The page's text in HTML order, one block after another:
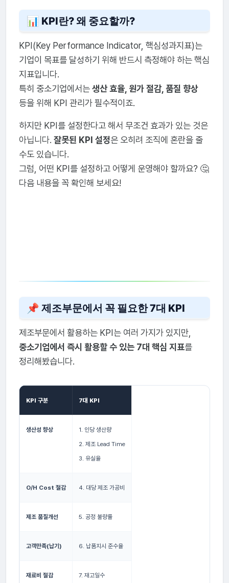
📊 KPI란? 왜 중요할까?
KPI(Key Performance Indicator, 핵심성과지표)는
기업이 목표를 달성하기 위해 반드시 측정해야 하는 핵심
지표입니다.
특히 중소기업에서는생산 효율, 원가 절감, 품질 향상
등을 위해 KPI 관리가 필수적이죠.
하지만 KPI를 설정한다고 해서 무조건 효과가 있는 것은
아닙니다. 잘못된 KPI 설정은 오히려 조직에 혼란을 줄
수도 있습니다.
그럼, 어떤 KPI를 설정하고 어떻게 운영해야 할까요? 🤔
다음 내용을 꼭 확인해 보세요!
📌 제조부문에서 꼭 필요한 7대 KPI
제조부문에서 활용하는 KPI는 여러 가지가 있지만,
중소기업에서 즉시 활용할 수 있는 7대 핵심 지표를
정리해봤습니다.
KPI 구분 7대 KPI
생산성 향상
1. 인당 생산량
2. 제조 Lead Time
3. 유실율
O/H Cost 절감 4. 대당 제조 가공비
제조 품질개선 5. 공정 불량률
고객만족(납기) 6. 납품지시 준수율
재료비 절감 7. 재고일수